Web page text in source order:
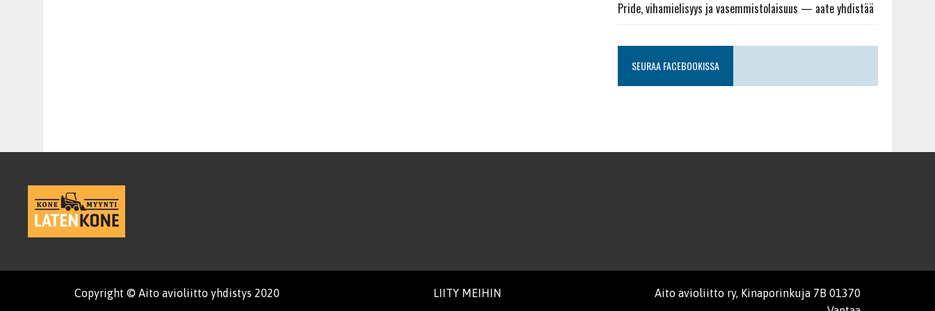
Pride, vihamielisyys ja vasemmistolaisuus — aate yhdistää
SEURAA FACEBOOKISSA
Copyright © Aito avioliitto yhdistys 2020 LIITY MEIHIN
Aito avioliitto ry, Kinaporinkuja 7B 01370